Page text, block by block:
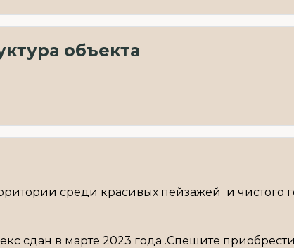
объекта
среди красивых пейзажей и чистого
сдан в марте 2023 года .Спешите